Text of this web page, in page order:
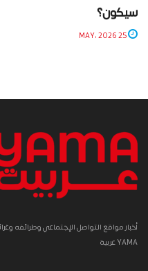
سيكون؟
أخبار مواقع التواصل الإجتماعي وطرائفه
YAMA عربية